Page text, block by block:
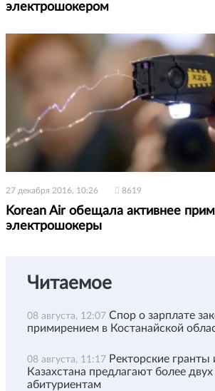
электрошокером
27 декабря 2016, 10:26 8619
Korean Air обещала активнее
электрошокеры
Читаемое
08 августа, 12:07 Спор о зарплате
примирением в Костанайской
08 августа, 11:17 Ректорские гранты
Казахстана предлагают более
абитуриентам